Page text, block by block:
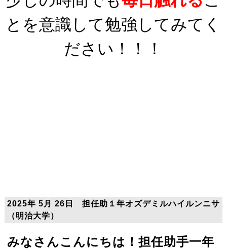
とを意識して勉強してみてく
ださい！！！
2025年 5月 26日 担任助１年オズデミルハイルンニサ
（明治大学）
みなさんこんにちは！担任助手一年